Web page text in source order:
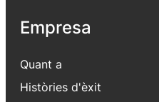
Empresa
Quant a
Històries d'èxit